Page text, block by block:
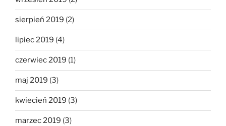
sierpień 2019 (2)
lipiec 2019 (4)
czerwiec 2019 (1)
maj 2019 (3)
kwiecień 2019 (3)
marzec 2019 (3)